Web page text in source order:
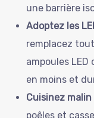
une barrière
Adoptez les
remplacez
ampoules LED
en moins et
Cuisinez malin
poêles et